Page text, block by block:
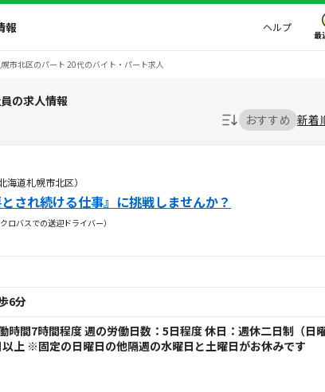
報 ヘルプ
最
市北区のパート 20代のバイト・パート求人
の求人情報
おすすめ 新着
道札幌市北区）
され続ける仕事』に挑戦しませんか？
ロバスでの送迎ドライバー）
6分
時間7時間程度 週の労働日数：5日程度 休日：週休二日制（日
上 ※固定の日曜日の他隔週の水曜日と土曜日がお休みです